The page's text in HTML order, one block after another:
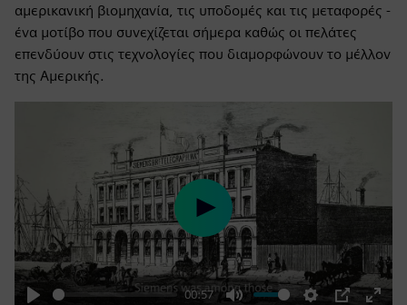
αμερικανική βιομηχανία, τις υποδομές και τις μεταφορές -
ένα μοτίβο που συνεχίζεται σήμερα καθώς οι πελάτες
επενδύουν στις τεχνολογίες που διαμορφώνουν το μέλλον
της Αμερικής.
00:57
Play